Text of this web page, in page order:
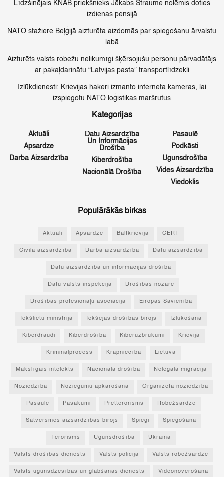
Līdzšinējais KNAB priekšnieks Jēkabs Straume nolēmis doties
izdienas pensijā
NATO stažiere Beļģijā aizturēta aizdomās par spiegošanu ārvalstu
labā
Aizturēts valsts robežu nelikumīgi šķērsojušu personu pārvadātājs
ar pakaļdarinātu “Latvijas pasta” transportlīdzekli
Izlūkdienesti: Krievijas hakeri izmanto interneta kameras, lai
izspiegotu NATO loģistikas maršrutus
Kategorijas
Aktuāli
Apsardze
Darba Aizsardzība
Datu Aizsardzība
Un Informācijas
Drošība
Kiberdrošība
Nacionālā Drošība
Pasaulē
Podkāsti
Ugunsdrošība
Vides Aizsardzība
Viedoklis
Populārākās birkas
Aktuāli Apsardze Baltkrievija CERT
Civilā aizsardzība Darba aizsardzība Datu aizsardzība
Datu aizsardzība un informācijas drošība
Datu valsts inspekcija Drošības nozare
Drošības profesionāļu asociācija Eiropas Savienība
Iekšlietu ministrija Iekšējās drošības birojs Izlūkošana
Kiberdraudi Kiberdrošība Kiberuzbrukumi Krievija
Kriminālprocess Krāpniecība Lietuva
Mākslīgais intelekts Nacionālā drošība Nelegālā migrācija
Noziedzība Noziegumu apkarošana Organizētā noziedzība
Pasaulē Pasākumi Pretterorisms Robežsardze
Satversmes aizsardzības birojs Spiegi Spiegošana
Terorisms Ugunsdrošība Ukraina
Valsts drošības dienests Valsts policija Valsts robežsardze
Valsts ugunsdzēsības un glābšanas dienests Videonovērošana